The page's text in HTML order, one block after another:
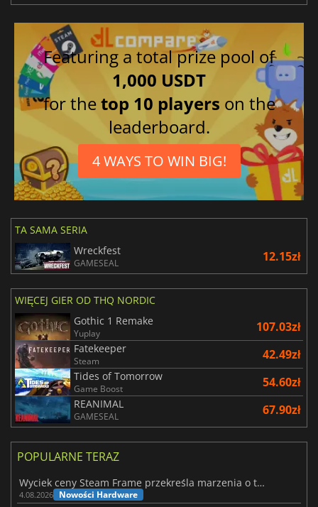
Featuring a total prize pool of
1,000 USDT
for thetop 10 players on the
leaderboard.
4 WAYS TO WIN BIG!
TA SAMA SERIA
Wreckfest
GAMESEAL 12.15zł
WIĘCEJ GIER OD THQ NORDIC
Gothic 1 Remake
Yuplay 107.03zł
Fatekeeper
Steam 42.49zł
Tides of Tomorrow
Game Boost 54.60zł
REANIMAL
GAMESEAL 67.90zł
POPULARNE TERAZ
Wyciek ceny Steam Frame przekreśla marzenia o tanim zestawie VR
4.08.2026 Nowości Hardware